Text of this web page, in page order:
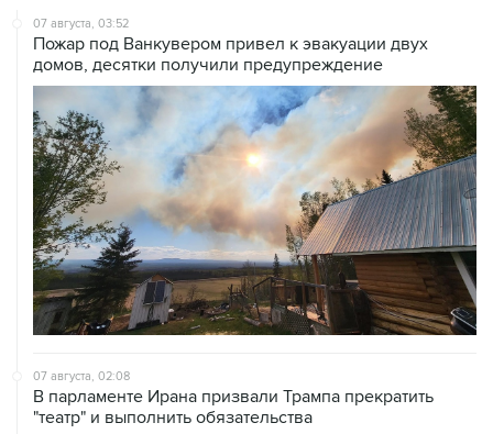
07 августа, 03:52
Пожар под Ванкувером привел к эвакуации двух
домов, десятки получили предупреждение
07 августа, 02:08
В парламенте Ирана призвали Трампа прекратить
"театр" и выполнить обязательства